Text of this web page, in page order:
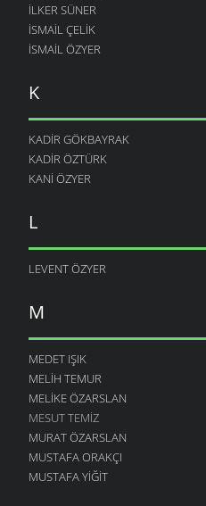
İLKER SÜNER
ISMAIL ÇELIK
İSMAIL ÖZYER
K
KADIR GÖKBAYRAK
KADIR ÖZTÜRK
KANI ÖZYER
L
LEVENT ÖZYER
M
MEDET IŞIK
MELIH TEMUR
MELIKE ÖZARSLAN
MESUT TEMIZ
MURAT ÖZARSLAN
MUSTAFA ORAKÇI
MUSTAFA YIĞIT